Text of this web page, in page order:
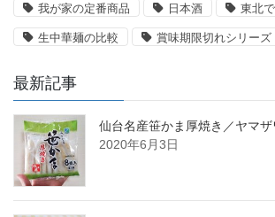
我が家の定番商品 日本酒 東北
生中華麺の比較 賞味期限切れシリーズ
最新記事
仙台名産笹かま厚焼き／ヤマザ
2020年6月3日